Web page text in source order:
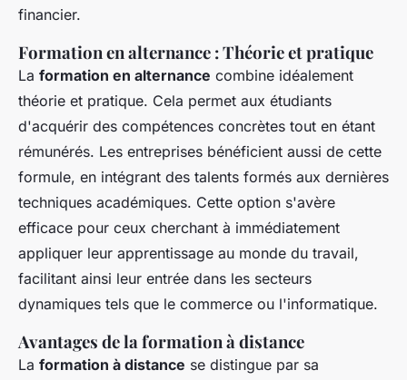
financier.
Formation en alternance : Théorie et pratique
La formation en alternance combine idéalement
théorie et pratique. Cela permet aux étudiants
d'acquérir des compétences concrètes tout en étant
rémunérés. Les entreprises bénéficient aussi de cette
formule, en intégrant des talents formés aux dernières
techniques académiques. Cette option s'avère
efficace pour ceux cherchant à immédiatement
appliquer leur apprentissage au monde du travail,
facilitant ainsi leur entrée dans les secteurs
dynamiques tels que le commerce ou l'informatique.
Avantages de la formation à distance
La formation à distance se distingue par sa